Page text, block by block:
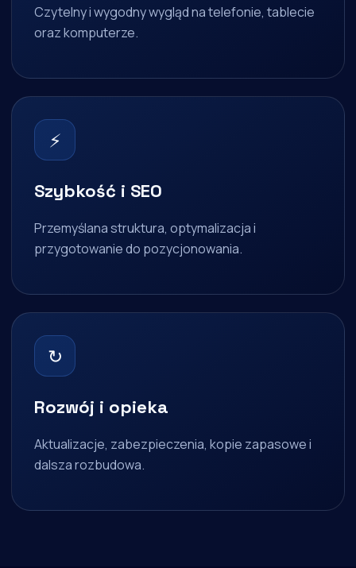
Czytelny i wygodny wygląd na telefonie, tablecie
oraz komputerze.
⚡
Szybkość i SEO
Przemyślana struktura, optymalizacja i
przygotowanie do pozycjonowania.
↻
Rozwój i opieka
Aktualizacje, zabezpieczenia, kopie zapasowe i
dalsza rozbudowa.